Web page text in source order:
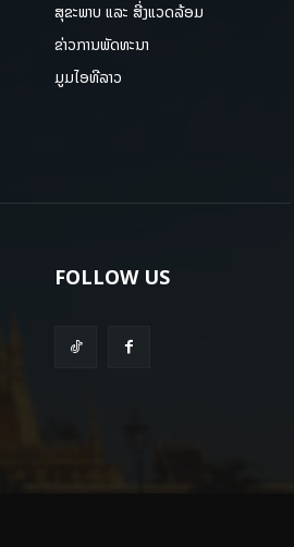
ສຸຂະພາບ ແລະ ສີ່ງແວດລ້ອມ
ຂ່າວການພັດທະນາ
ມູມໄອທີລາວ
FOLLOW US